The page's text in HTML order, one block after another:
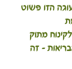
הזו פשוט
מתוק
– זה